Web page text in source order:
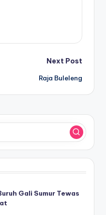
Next Post
Raja Buleleng
Gali Sumur Tewas